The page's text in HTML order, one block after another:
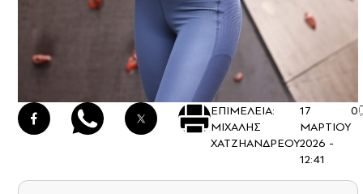
ΕΠΙΜΕΛΕΙΑ:
ΜΙΧΑΛΗΣ
ΧΑΤΖΗΑΝΔΡΕΟΥ
17
ΜΑΡΤΙΟΥ
2026 -
12:41
0